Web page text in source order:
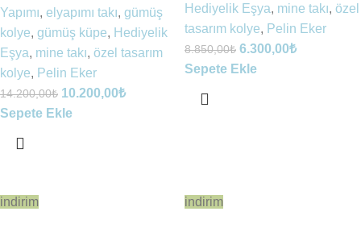
Yapımı, elyapımı takı, gümüş
kolye, gümüş küpe, Hediyelik
Eşya, mine takı, özel tasarım
kolye, Pelin Eker
14.200,00₺ 10.200,00₺
Sepete Ekle
Hediyelik Eşya, mine takı, özel
tasarım kolye, Pelin Eker
8.850,00₺ 6.300,00₺
Sepete Ekle
indirim indirim